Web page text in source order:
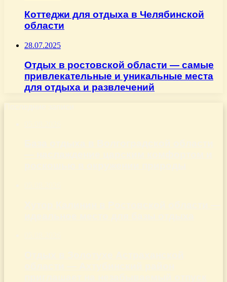
Коттеджи для отдыха в Челябинской
области
28.07.2025
Отдых в ростовской области — самые
привлекательные и уникальные места
для отдыха и развлечений